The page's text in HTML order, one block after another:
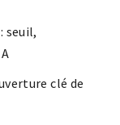
seuil,
clé de